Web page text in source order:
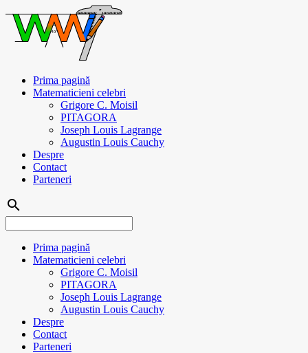
Prima pagină
Matematicieni celebri
Grigore C. Moisil
PITAGORA
Joseph Louis Lagrange
Augustin Louis Cauchy
Despre
Contact
Parteneri
search
Prima pagină
Matematicieni celebri
Grigore C. Moisil
PITAGORA
Joseph Louis Lagrange
Augustin Louis Cauchy
Despre
Contact
Parteneri